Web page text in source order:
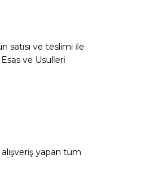
satısı ve teslimi ile
ve Usulleri
yapan tüm